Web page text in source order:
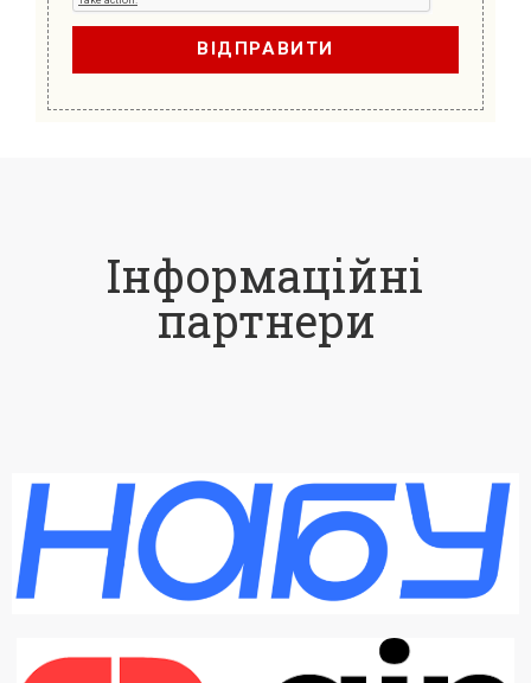
ВІДПРАВИТИ
Інформаційні
партнери